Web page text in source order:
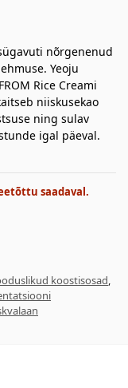
nõrgenenud
Yeoju
Rice Creami
niiskusekao
ning sulav
igal päeval.
saadaval.
koostisosad,